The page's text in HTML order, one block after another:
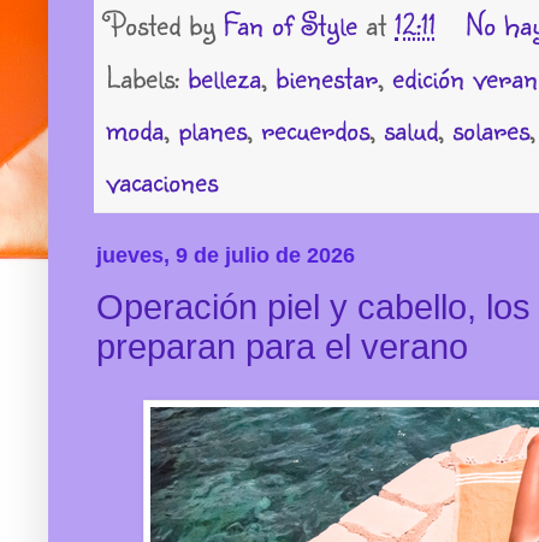
Posted by Fan of Style at 12:11
No
Labels: belleza, bienestar, edición
moda, planes, recuerdos, salud, solares
vacaciones
jueves, 9 de julio de 2026
Operación piel y cabello,
preparan para el verano